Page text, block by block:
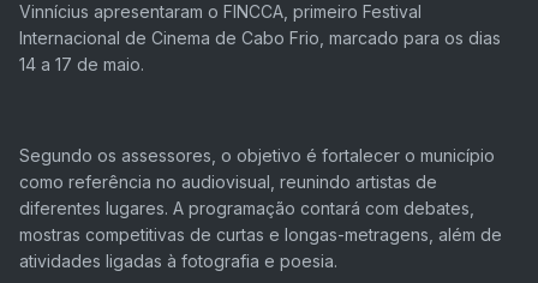
Vinnícius apresentaram o FINCCA, primeiro Festival
Internacional de Cinema de Cabo Frio, marcado para os dias
14 a 17 de maio.
Segundo os assessores, o objetivo é fortalecer o município
como referência no audiovisual, reunindo artistas de
diferentes lugares. A programação contará com debates,
mostras competitivas de curtas e longas-metragens, além de
atividades ligadas à fotografia e poesia.